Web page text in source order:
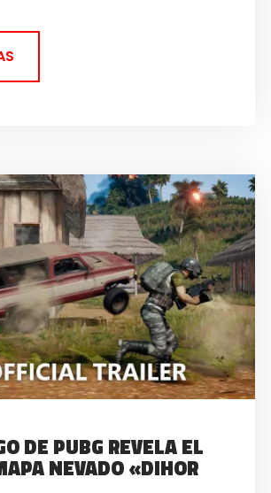
DE PUBG REVELA EL
NEVADO «DIHOR